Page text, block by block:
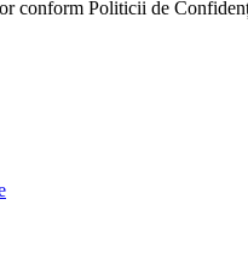
conform Politicii de